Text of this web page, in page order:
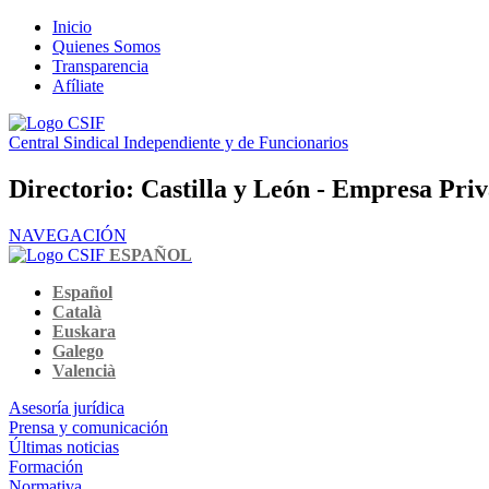
Inicio
Quienes Somos
Transparencia
Afíliate
Central Sindical Independiente y de Funcionarios
Directorio: Castilla y León - Empresa
NAVEGACIÓN
ESPAÑOL
Español
Català
Euskara
Galego
Valencià
Asesoría jurídica
Prensa y comunicación
Últimas noticias
Formación